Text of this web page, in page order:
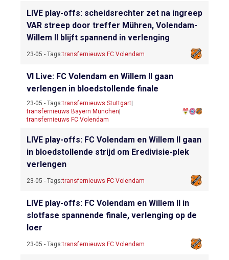
LIVE play-offs: scheidsrechter zet na ingreep
VAR streep door treffer Mühren, Volendam-
Willem II blijft spannend in verlenging
23-05 - Tags:transfernieuws FC Volendam
VI Live: FC Volendam en Willem II gaan
verlengen in bloedstollende finale
23-05 - Tags:transfernieuws Stuttgart
transfernieuws Bayern München
transfernieuws FC Volendam
LIVE play-offs: FC Volendam en Willem II gaan
in bloedstollende strijd om Eredivisie-plek
verlengen
23-05 - Tags:transfernieuws FC Volendam
LIVE play-offs: FC Volendam en Willem II in
slotfase spannende finale, verlenging op de
loer
23-05 - Tags:transfernieuws FC Volendam